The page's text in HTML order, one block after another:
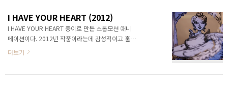
알았다. TWININGS BTS from Parabella on
Vimeo.
I HAVE YOUR HEART (2012)
I HAVE YOUR HEART 종이로 만든 스톱모션 애니
메이션이다. 2012년 작품이라는데 감성적이고 훌륭
하다. 다른 단편에 비해서 제법 긴것 같다. 크라우드
더보기